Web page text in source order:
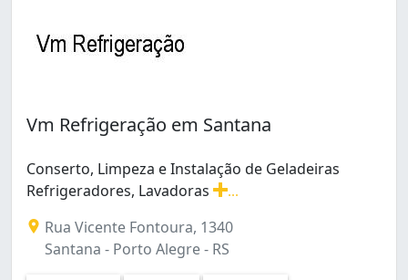
Vm Refrigeração em Santana
Conserto, Limpeza e Instalação de Geladeiras
Refrigeradores, Lavadoras
Rua Vicente Fontoura, 1340
Santana - Porto Alegre - RS